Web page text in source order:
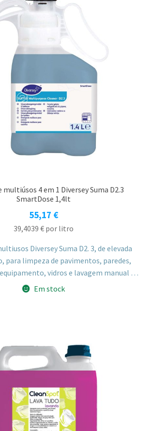
4 em 1 Diversey Suma D2.3
SmartDose 1,4lt
55,17 €
39,4039 € por litro
Diversey Suma D2. 3, de elevada
para limpeza de pavimentos, paredes,
vidros e lavagem manual de
e instalações alimentares. Combina
Em stock